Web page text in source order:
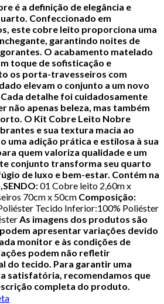
é a definição de elegância e
Confeccionado em
este cobre leito proporciona uma
garantindo noites de
O acabamento matelado
toque de sofisticação e
os porta-travesseiros com
elevam o conjunto a um novo
detalhe foi cuidadosamente
não apenas beleza, mas também
O Kit Cobre Leito Nobre
e sua textura macia ao
uma adição prática e estilosa à sua
quem valoriza qualidade e um
conjunto transforma seu quarto
de luxo e bem-estar. Contém na
01 Cobre leito 2,60m x
70cm x 50cm Composição:
Tecido Inferior:100% Poliéster
As imagens dos produtos são
apresentar variações devido
monitor e às condições de
podem não refletir
do tecido. Para garantir uma
satisfatória, recomendamos que
completa do produto.